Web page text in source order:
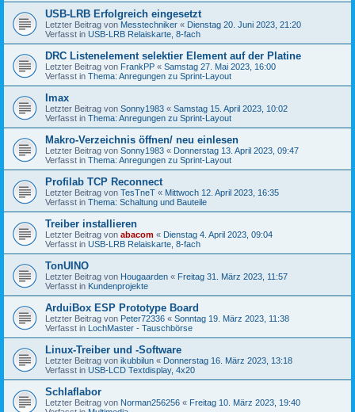
USB-LRB Erfolgreich eingesetzt
Letzter Beitrag von Messtechniker « Dienstag 20. Juni 2023, 21:20
Verfasst in USB-LRB Relaiskarte, 8-fach
DRC Listenelement selektier Element auf der Platine
Letzter Beitrag von FrankPP « Samstag 27. Mai 2023, 16:00
Verfasst in Thema: Anregungen zu Sprint-Layout
Imax
Letzter Beitrag von Sonny1983 « Samstag 15. April 2023, 10:02
Verfasst in Thema: Anregungen zu Sprint-Layout
Makro-Verzeichnis öffnen/ neu einlesen
Letzter Beitrag von Sonny1983 « Donnerstag 13. April 2023, 09:47
Verfasst in Thema: Anregungen zu Sprint-Layout
Profilab TCP Reconnect
Letzter Beitrag von TesTneT « Mittwoch 12. April 2023, 16:35
Verfasst in Thema: Schaltung und Bauteile
Treiber installieren
Letzter Beitrag von abacom « Dienstag 4. April 2023, 09:04
Verfasst in USB-LRB Relaiskarte, 8-fach
TonUINO
Letzter Beitrag von Hougaarden « Freitag 31. März 2023, 11:57
Verfasst in Kundenprojekte
ArduiBox ESP Prototype Board
Letzter Beitrag von Peter72336 « Sonntag 19. März 2023, 11:38
Verfasst in LochMaster - Tauschbörse
Linux-Treiber und -Software
Letzter Beitrag von ikubbilun « Donnerstag 16. März 2023, 13:18
Verfasst in USB-LCD Textdisplay, 4x20
Schlaflabor
Letzter Beitrag von Norman256256 « Freitag 10. März 2023, 19:40